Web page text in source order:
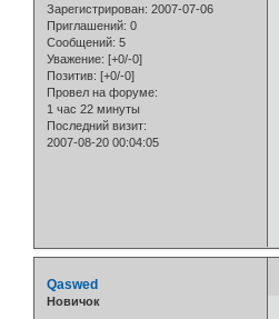
Зарегистрирован: 2007-07-06
Приглашений: 0
Сообщений: 5
Уважение: [+0/-0]
Позитив: [+0/-0]
Провел на форуме:
1 час 22 минуты
Последний визит:
2007-08-20 00:04:05
Qaswed
Новичок